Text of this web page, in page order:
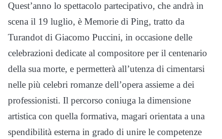
Quest’anno lo spettacolo partecipativo, che andrà in
scena il 19 luglio, è Memorie di Ping, tratto da
Turandot di Giacomo Puccini, in occasione delle
celebrazioni dedicate al compositore per il centenario
della sua morte, e permetterà all’utenza di cimentarsi
nelle più celebri romanze dell’opera assieme a dei
professionisti. Il percorso coniuga la dimensione
artistica con quella formativa, magari orientata a una
spendibilità esterna in grado di unire le competenze